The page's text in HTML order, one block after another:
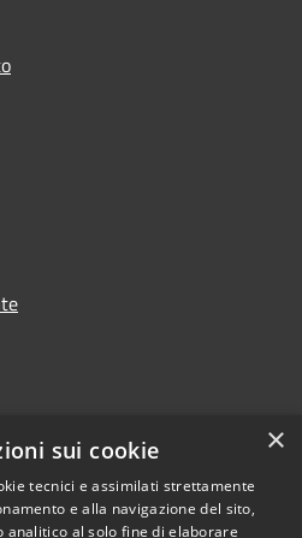
×
sui cookie
tecnici e assimilati strettamente
e alla navigazione del sito,
analitico al solo fine di elaborare